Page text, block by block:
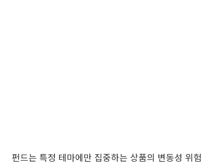
펀드는 특정 테마에만 집중하는 상품의 변동성 위험